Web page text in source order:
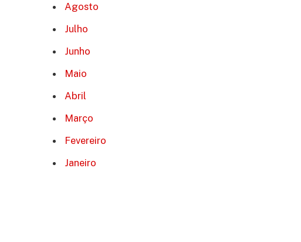
Agosto
Julho
Junho
Maio
Abril
Março
Fevereiro
Janeiro